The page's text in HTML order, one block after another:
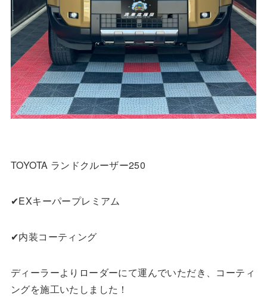
TOYOTA ランドクルーザー250
✔︎EXキーパープレミアム
✔︎内装コーティング
ディーラーよりローダーにて運んでいただき、コーティ
ングを施工いたしました！